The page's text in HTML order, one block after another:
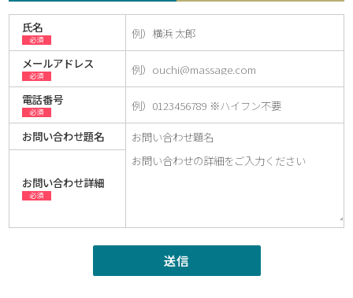
氏名
必須
メールアドレス
必須
電話番号
必須
お問い合わせ題名
お問い合わせ詳細
必須